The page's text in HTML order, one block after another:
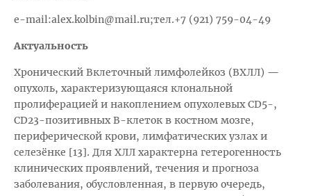
e-mail:аlex.kolbin@mail.ru;тел.+7 (921) 759-04-49
Актуальность
Хронический Вклеточный лимфолейкоз (ВХЛЛ) —
опухоль, характеризующаяся клональной
пролиферацией и накоплением опухолевых CD5-,
CD23-позитивных В-клеток в костном мозге,
периферической крови, лимфатических узлах и
селезёнке [13]. Для ХЛЛ характерна гетерогенность
клинических проявлений, течения и прогноза
заболевания, обусловленная, в первую очередь,